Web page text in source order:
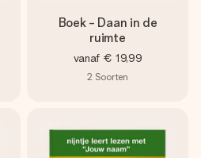
Boek - Daan in de
ruimte
vanaf € 19,99
2 Soorten